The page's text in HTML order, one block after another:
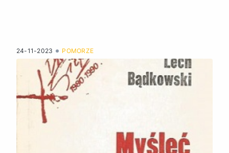
24-11-2023 POMORZE